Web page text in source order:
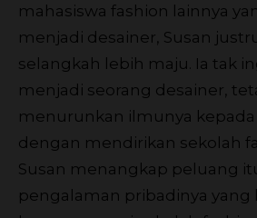
mahasiswa fashion lainnya
menjadi desainer, Susan
selangkah lebih maju. Ia tak
menjadi seorang desainer,
menurunkan ilmunya kepada
dengan mendirikan sekolah
Susan menangkap peluang
pengalaman pribadinya yang